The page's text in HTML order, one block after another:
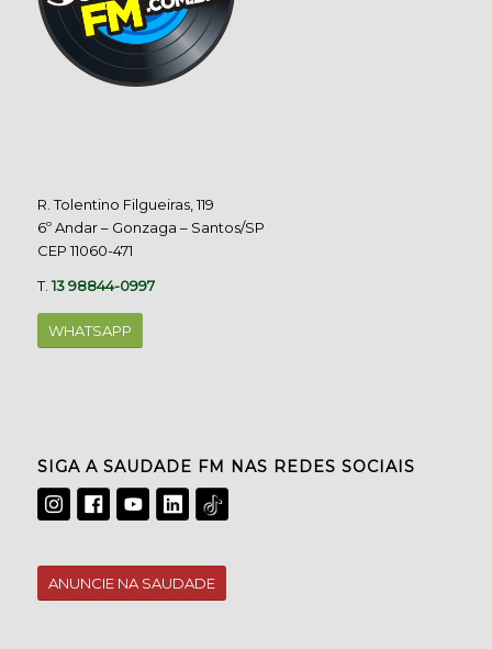
R. Tolentino Filgueiras, 119
6º Andar – Gonzaga – Santos/SP
CEP 11060-471
T.13 98844-0997
WHATSAPP
SIGA A SAUDADE FM NAS REDES SOCIAIS
ANUNCIE NA SAUDADE